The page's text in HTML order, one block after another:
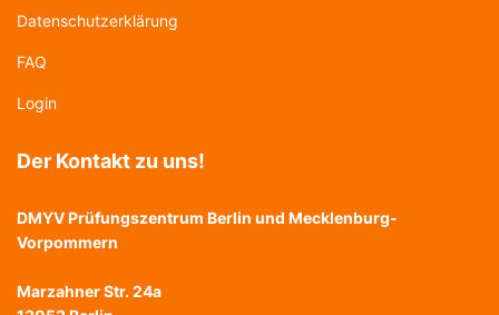
Datenschutzerklärung
FAQ
Login
Der Kontakt zu uns!
DMYV Prüfungszentrum Berlin und Mecklenburg-
Vorpommern
Marzahner Str. 24a